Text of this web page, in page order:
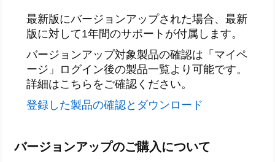
最新版にバージョンアップされた場合、最新
版に対して1年間のサポートが付属します。
バージョンアップ対象製品の確認は「マイペ
ージ」ログイン後の製品一覧より可能です。
詳細はこちらをご確認ください。
登録した製品の確認とダウンロード
バージョンアップのご購入について